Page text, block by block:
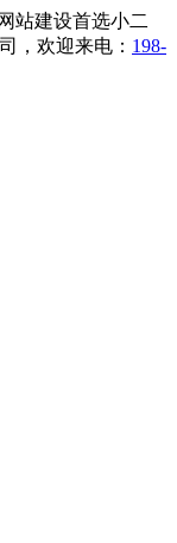
站建设首选小二
，欢迎来电： 198-